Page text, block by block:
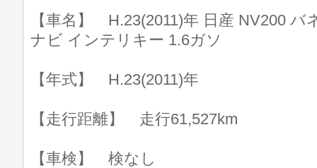
【車名】 H.23(2011)年 日産 NV200
ナビ インテリキー 1.6ガソ
【年式】 H.23(2011)年
【走行距離】 走行61,527km
【車検】 検なし